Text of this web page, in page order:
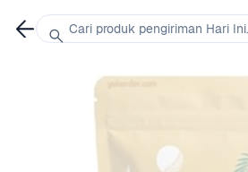
Cari produk pengiriman Hari